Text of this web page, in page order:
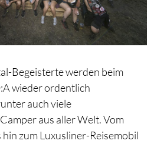
Begeisterte werden beim
wieder ordentlich
auch viele
aus aller Welt. Vom
zum Luxusliner-Reisemobil